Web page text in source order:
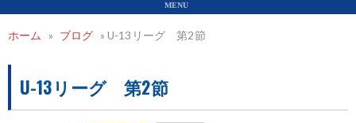
ホーム » ブログ » U-13リーグ 第2節
U-13リーグ 第2節